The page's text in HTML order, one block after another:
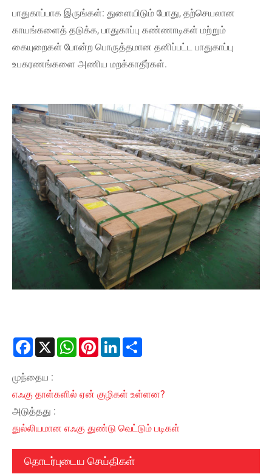
பாதுகாப்பாக இருங்கள்: துளையிடும் போது, ​​தற்செயலான
காயங்களைத் தடுக்க, பாதுகாப்பு கண்ணாடிகள் மற்றும்
கையுறைகள் போன்ற பொருத்தமான தனிப்பட்ட பாதுகாப்பு
உபகரணங்களை அணிய மறக்காதீர்கள்.
Facebook
X WhatsAppPinterestLinkedIn
முந்தைய :
எஃகு தாள்களில் ஏன் குழிகள் உள்ளன?
அடுத்தது :
துல்லியமான எஃகு துண்டு வெட்டும் படிகள்
தொடர்புடைய செய்திகள்